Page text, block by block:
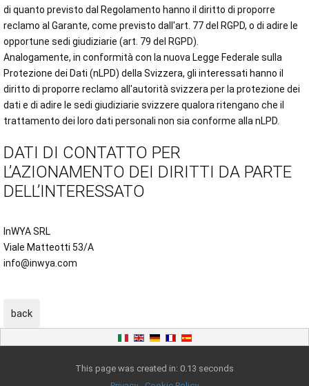
di quanto previsto dal Regolamento hanno il diritto di proporre
reclamo al Garante, come previsto dall'art. 77 del RGPD, o di adire le
opportune sedi giudiziarie (art. 79 del RGPD).
Analogamente, in conformità con la nuova Legge Federale sulla
Protezione dei Dati (nLPD) della Svizzera, gli interessati hanno il
diritto di proporre reclamo all'autorità svizzera per la protezione dei
dati e di adire le sedi giudiziarie svizzere qualora ritengano che il
trattamento dei loro dati personali non sia conforme alla nLPD.
DATI DI CONTATTO PER
L’AZIONAMENTO DEI DIRITTI DA PARTE
DELL’INTERESSATO
InWYA SRL
Viale Matteotti 53/A
info@inwya.com
This page was created in: 0.13 seconds